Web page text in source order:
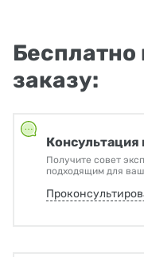
заказу:
Получите совет
подходящим для